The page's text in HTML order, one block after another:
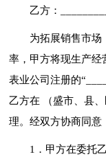
乙方：
为拓展销售市场
率，甲方将现生产经
表业公司注册的
乙方在 （盛市、县
理。经双方协商同意
1．甲方在委托